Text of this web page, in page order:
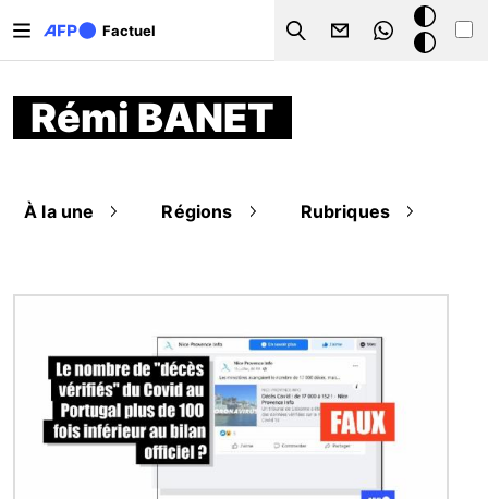
Factuel
Search
Mode
sombre
Rémi BANET
À la une Régions Rubriques